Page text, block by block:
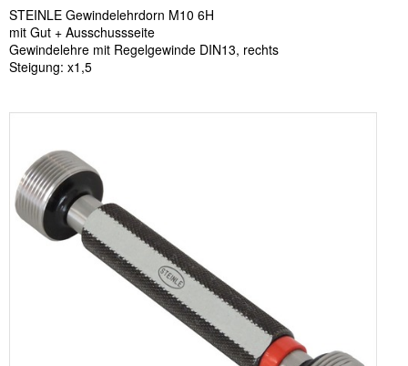
STEINLE Gewindelehrdorn M10 6H
mit Gut + Ausschussseite
Gewindelehre mit Regelgewinde DIN13, rechts
Steigung: x1,5